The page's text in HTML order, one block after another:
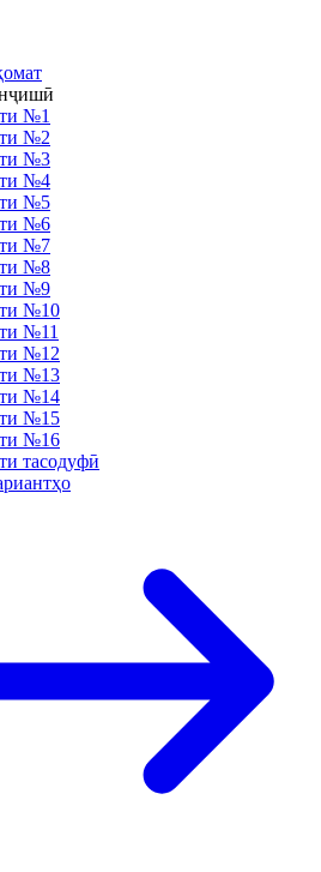
№1
№2
№3
№4
№5
№6
№7
№8
№9
№10
№11
№12
№13
№14
№15
№16
тасодуфӣ